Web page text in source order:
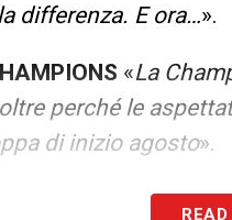
differenza. E ora…».
«La
perché le
di inizio agosto».
A Villas-Boas ho
READ